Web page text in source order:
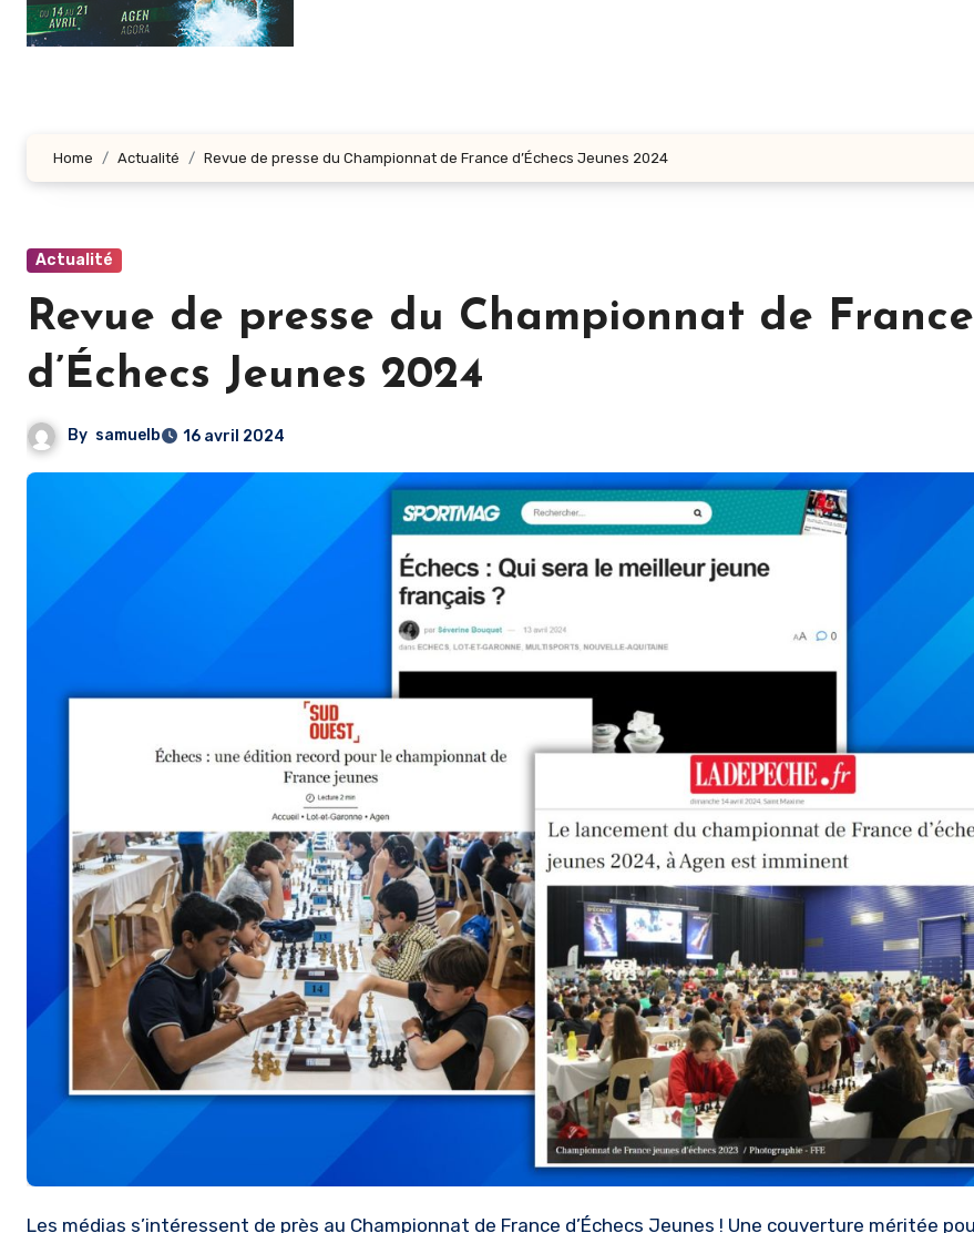
Home Actualité Revue de presse du Championnat de France d’Échecs Jeunes 2024
Actualité
Revue de presse du Championnat de France
d’Échecs Jeunes 2024
By samuelb 16 avril 2024
Les médias s’intéressent de près au Championnat de France d’Échecs Jeunes ! Une couverture méritée pour cette